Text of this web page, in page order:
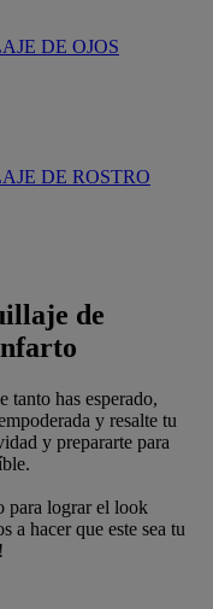
DE OJOS
DE ROSTRO
de
tanto has esperado,
y resalte tu
y prepararte para
para lograr el look
a hacer que este sea tu